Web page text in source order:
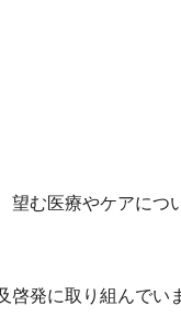
む医療やケアに
発に取り組んでい